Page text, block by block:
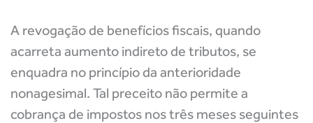
A revogação de benefícios fiscais, quando
acarreta aumento indireto de tributos, se
enquadra no princípio da anterioridade
nonagesimal. Tal preceito não permite a
cobrança de impostos nos três meses seguintes